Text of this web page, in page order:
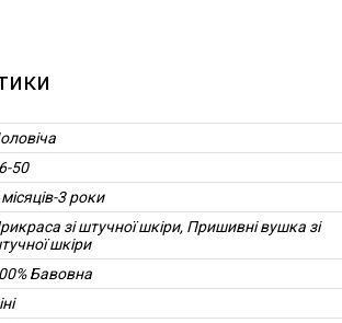
50
місяців-3 роки
зі штучної шкіри, Пришивні вушка зі
шкіри
Бавовна